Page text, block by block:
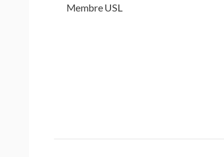
Membre USL